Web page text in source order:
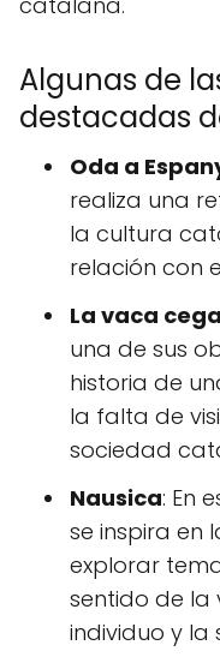
Algunas de
destacadas
Oda a
realiza una
la cultura
relación con
La vaca cega
una de sus
historia de
la falta de
sociedad
Nausica: En
se inspira en
explorar
sentido de la
individuo y la